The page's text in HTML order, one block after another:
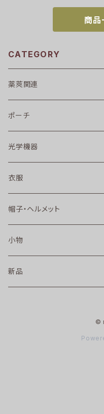
商品
CATEGORY
薬莢関連
ポーチ
光学機器
衣服
帽子・ヘルメット
小物
新品
©